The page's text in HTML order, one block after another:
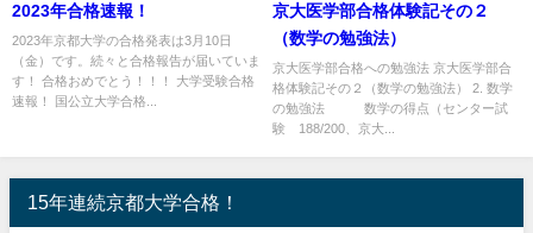
2023年合格速報！
2023年京都大学の合格発表は3月10日
（金）です。続々と合格報告が届いていま
す！ 合格おめでとう！！！ 大学受験合格
速報！ 国公立大学合格...
京大医学部合格体験記その２
（数学の勉強法）
京大医学部合格への勉強法 京大医学部合
格体験記その２（数学の勉強法） 2. 数学
の勉強法 数学の得点（センター試
験 188/200、京大...
15年連続京都大学合格！